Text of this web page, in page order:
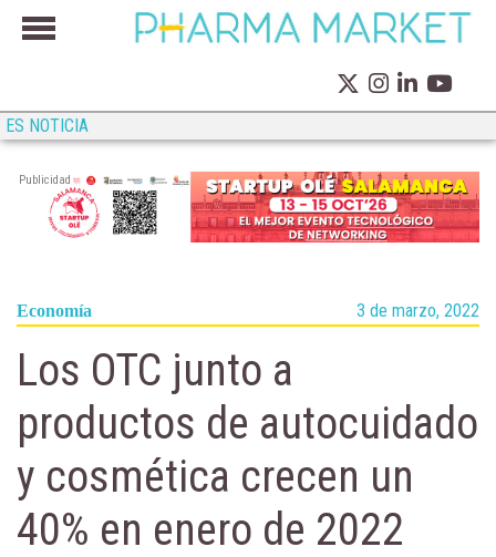
ES NOTICIA
Publicidad
Economía 3 de marzo, 2022
Los OTC junto a
productos de autocuidado
y cosmética crecen un
40% en enero de 2022